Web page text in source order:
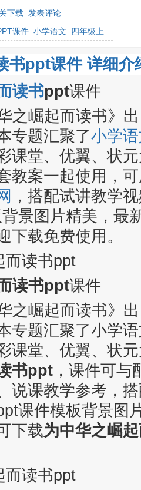
下载
发表评论
课件 小学语文
四年级上
书ppt课件 详细介
读书ppt课件
之崛起而读书》
专题汇聚了小学
课堂、优翼、状
教案一起使用，
，搭配试讲教学
景图片精美，最
下载免费使用。
读书ppt课件
之崛起而读书》
专题汇聚了小学
课堂、优翼、状
书ppt ，课件可
说课教学参考，
课件模板背景图
下载为中华之崛